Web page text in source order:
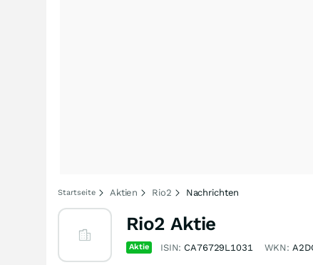
Startseite Aktien Rio2 Nachrichten
Rio2 Aktie
Aktie ISIN: CA76729L1031 WKN: